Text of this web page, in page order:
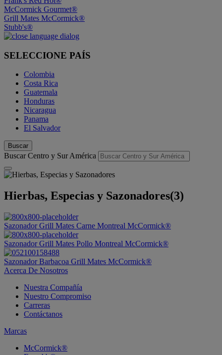
McCormick Gourmet®
Grill Mates McCormick®
Stubb's®
SELECCIONE PAÍS
Colombia
Costa Rica
Guatemala
Honduras
Nicaragua
Panama
El Salvador
Buscar
Buscar Centro y Sur América
Hierbas, Especias y Sazonadores(3)
Sazonador Grill Mates Carne Montreal McCormick®
Sazonador Grill Mates Pollo Montreal McCormick®
Sazonador Barbacoa Grill Mates McCormick®
Acerca De Nosotros
Nuestra Compañía
Nuestro Compromiso
Carreras
Contáctanos
Marcas
McCormick®